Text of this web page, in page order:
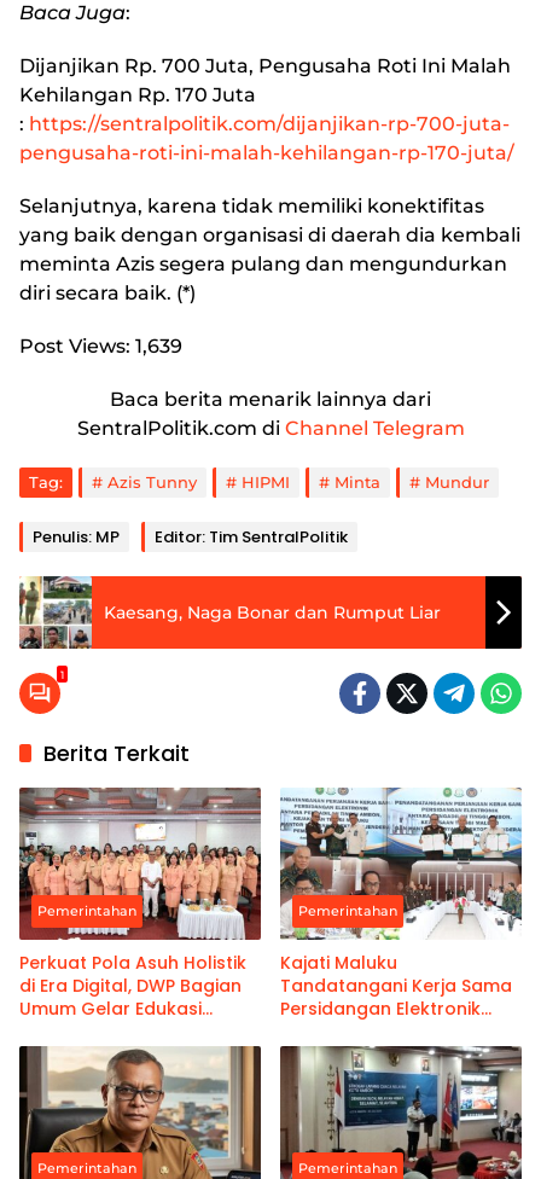
Baca Juga:
Dijanjikan Rp. 700 Juta, Pengusaha Roti Ini Malah
Kehilangan Rp. 170 Juta
: https://sentralpolitik.com/dijanjikan-rp-700-juta-
pengusaha-roti-ini-malah-kehilangan-rp-170-juta/
Selanjutnya, karena tidak memiliki konektifitas
yang baik dengan organisasi di daerah dia kembali
meminta Azis segera pulang dan mengundurkan
diri secara baik. (*)
Post Views: 1,639
Baca berita menarik lainnya dari
SentralPolitik.com di Channel Telegram
Tag: Azis Tunny HIPMI Minta Mundur
Penulis: MP Editor: Tim SentralPolitik
Kaesang, Naga Bonar dan Rumput Liar
1
Berita Terkait
Pemerintahan
Perkuat Pola Asuh Holistik
di Era Digital, DWP Bagian
Umum Gelar Edukasi
Pemerintahan
Kajati Maluku
Tandatangani Kerja Sama
Persidangan Elektronik
Kanwil Pemasyarakatan
Maluku
Pemerintahan Pemerintahan